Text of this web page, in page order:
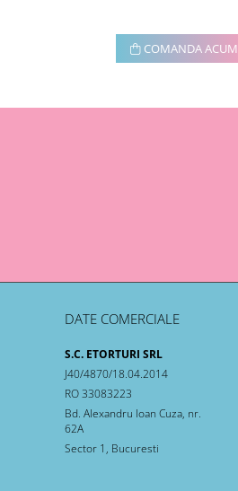
COMANDA ACUM
DATE COMERCIALE
S.C. ETORTURI SRL
J40/4870/18.04.2014
RO 33083223
Bd. Alexandru Ioan Cuza, nr.
62A
Sector 1, Bucuresti